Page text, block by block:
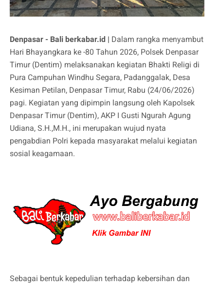
Denpasar - Bali berkabar.id | Dalam rangka menyambut
Hari Bhayangkara ke -80 Tahun 2026, Polsek Denpasar
Timur (Dentim) melaksanakan kegiatan Bhakti Religi di
Pura Campuhan Windhu Segara, Padanggalak, Desa
Kesiman Petilan, Denpasar Timur, Rabu (24/06/2026)
pagi. Kegiatan yang dipimpin langsung oleh Kapolsek
Denpasar Timur (Dentim), AKP I Gusti Ngurah Agung
Udiana, S.H.,M.H., ini merupakan wujud nyata
pengabdian Polri kepada masyarakat melalui kegiatan
sosial keagamaan.
Sebagai bentuk kepedulian terhadap kebersihan dan